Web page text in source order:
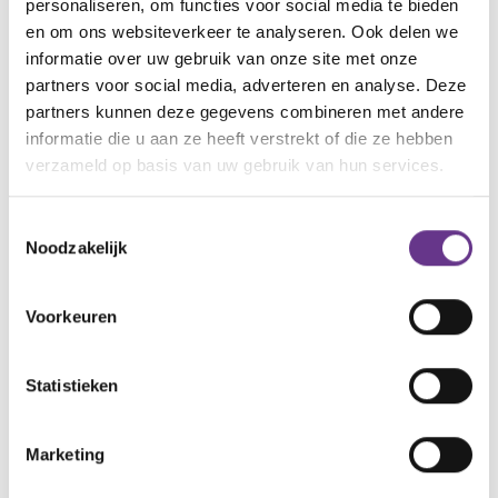
personaliseren, om functies voor social media te bieden
en om ons websiteverkeer te analyseren. Ook delen we
informatie over uw gebruik van onze site met onze
partners voor social media, adverteren en analyse. Deze
partners kunnen deze gegevens combineren met andere
informatie die u aan ze heeft verstrekt of die ze hebben
verzameld op basis van uw gebruik van hun services.
Noodzakelijk
Voorkeuren
Statistieken
Marketing
stress
uitgelegd
Philadelphia Zorg -
op eigen benen)
Naar de stembus.
Kan mijn kind dat